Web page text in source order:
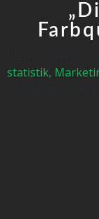
statistik,